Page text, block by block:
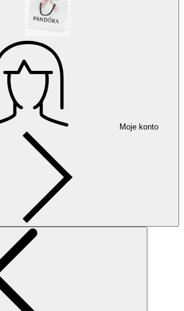
Moje konto